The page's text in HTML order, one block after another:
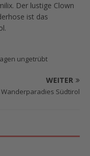
Der lustige Clown
ist das
ungetrübt
WEITER
Wanderparadies Südtirol